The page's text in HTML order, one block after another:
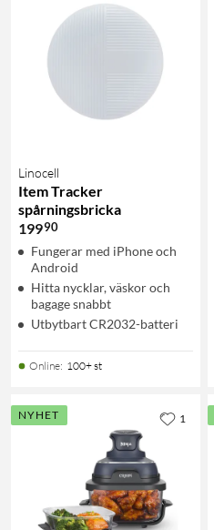
Linocell
Item Tracker
spårningsbricka
19990
Fungerar med iPhone och
Android
Hitta nycklar, väskor och
bagage snabbt
Utbytbart CR2032-batteri
Online: 100+ st
NYHET 1